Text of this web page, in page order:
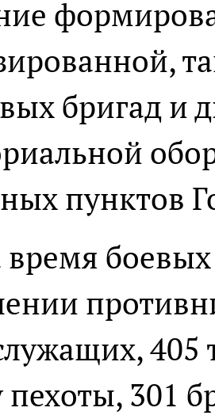
бригад и
пунктов
время
405
301